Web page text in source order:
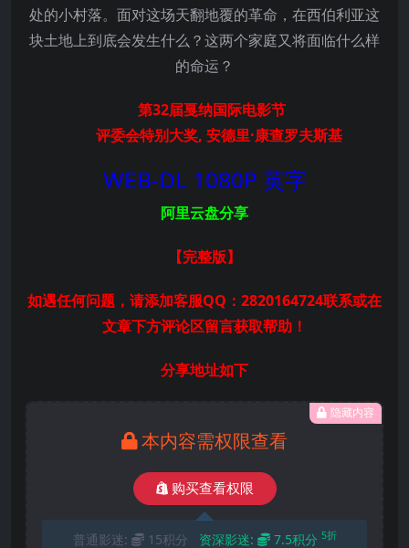
处的小村落。面对这场天翻地覆的革命，在西伯利亚这
块土地上到底会发生什么？这两个家庭又将面临什么样
的命运？
第32届戛纳国际电影节
评委会特别大奖, 安德里·康查罗夫斯基
WEB-DL 1080P 英字
阿里云盘分享
【完整版】
如遇任何问题，请添加客服QQ：2820164724联系或在
文章下方评论区留言获取帮助！
分享地址如下
隐藏内容
本内容需权限查看
购买查看权限
普通影迷: 15积分 资深影迷: 7.5积分 5折